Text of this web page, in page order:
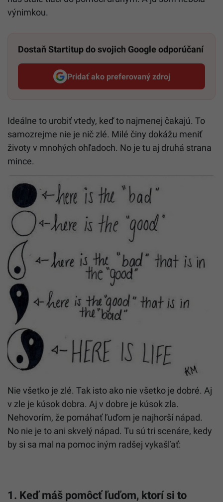
výnimkou.
Dostaň Startitup do svojich Google odporúčaní
Pridať ako preferovaný zdroj
Startitup, odkaz sa otvorí v
Ideálne to urobiť vtedy, keď to najmenej čakajú. To
samozrejme nie je nič zlé. Milé činy dokážu meniť
životy v mnohých ohľadoch. No je tu aj druhá strana
mince.
Nie všetko je zlé. Tak isto ako nie všetko je dobré. Aj
v zle je kúsok dobra. Aj v dobre je kúsok zla.
Nehovorím, že pomáhať ľuďom je najhorší nápad.
No nie je to ani skvelý nápad. Tu sú tri scenáre, kedy
by si sa mal na pomoc iným radšej vykašľať:
1. Keď máš pomôcť ľuďom, ktorí si to